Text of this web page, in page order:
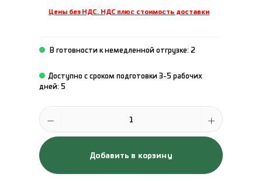
Цены без НДС. НДС плюс стоимость доставки
В готовности к немедленной отгрузке: 2
Доступно с сроком подготовки 3-5 рабочих
дней: 5
Количество продукта: введите желаемое количество или
Добавить в корзину